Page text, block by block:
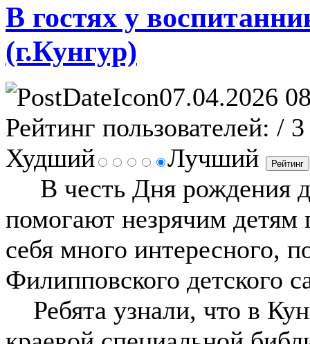
В гостях у
(г.Кунгур)
07.04.2026
Рейтинг пользователей: / 3
Худший
Лучший
В честь Дня рождения
помогают незрячим детям
себя много интересного,
Филипповского детского
Ребята узнали, что в